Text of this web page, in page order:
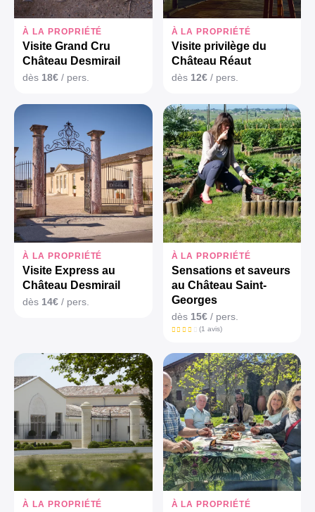
À LA PROPRIÉTÉ
Visite Grand Cru
Château Desmirail
dès 18€ / pers.
À LA PROPRIÉTÉ
Visite privilège du
Château Réaut
dès 12€/ pers.
À LA PROPRIÉTÉ
Visite Express au
Château Desmirail
dès 14€ / pers.
À LA PROPRIÉTÉ
Sensations et saveurs
au Château Saint-
Georges
dès 15€/ pers.
(1 avis)
À LA PROPRIÉTÉ À LA PROPRIÉTÉ